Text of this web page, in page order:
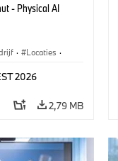
- Physical AI
· Locaties ·
2026
2,79 MB